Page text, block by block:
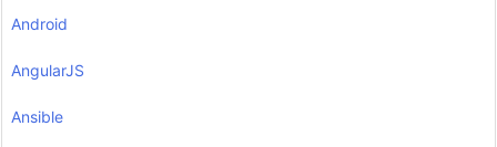
Android
AngularJS
Ansible